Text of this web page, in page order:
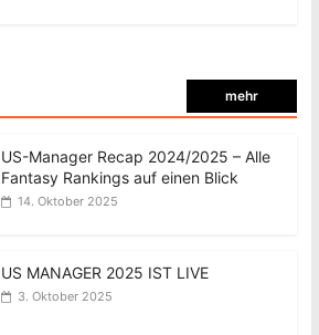
mehr
US-Manager Recap 2024/2025 – Alle
Fantasy Rankings auf einen Blick
14. Oktober 2025
US MANAGER 2025 IST LIVE
3. Oktober 2025